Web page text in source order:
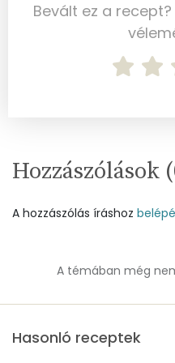
Réz
Cukor
Élelmi rost
Víz
Összesen
Bevált ez a
Hozzászólások (
A hozzászólás íráshoz
A témában még
Hasonló receptek